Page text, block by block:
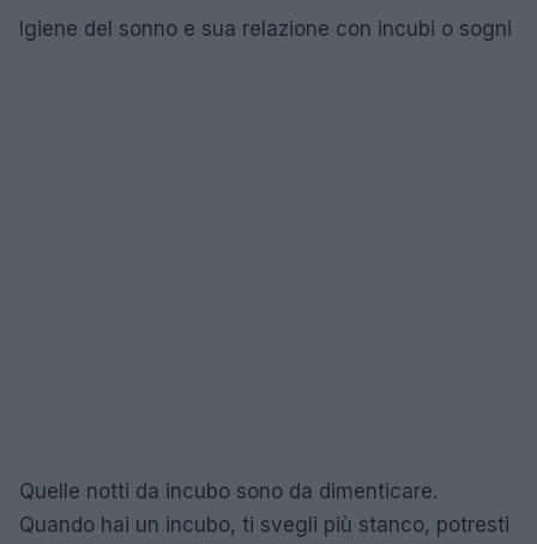
Igiene del sonno e sua relazione con incubi o sogni
Quelle notti da incubo sono da dimenticare.
Quando hai un incubo, ti svegli più stanco, potresti